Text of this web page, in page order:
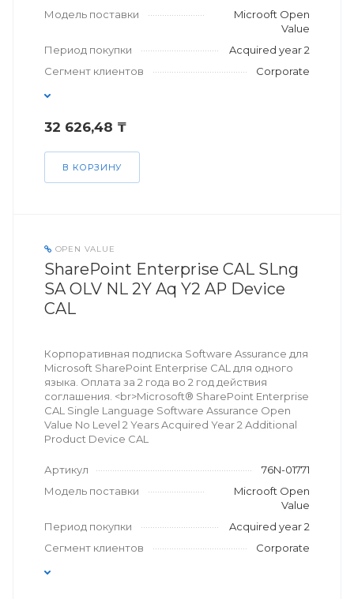
Модель поставки
Microoft Open
Value
Период покупки
Acquired year 2
Сегмент клиентов
Corporate
32 626,48 ₸
В КОРЗИНУ
OPEN VALUE
SharePoint Enterprise CAL SLng
SA OLV NL 2Y Aq Y2 AP Device
CAL
Корпоративная подписка Software Assurance для
Microsoft SharePoint Enterprise CAL для одного
языка. Оплата за 2 года во 2 год действия
соглашения. <br>Microsoft® SharePoint Enterprise
CAL Single Language Software Assurance Open
Value No Level 2 Years Acquired Year 2 Additional
Product Device CAL
Артикул
76N-01771
Модель поставки
Microoft Open
Value
Период покупки
Acquired year 2
Сегмент клиентов
Corporate